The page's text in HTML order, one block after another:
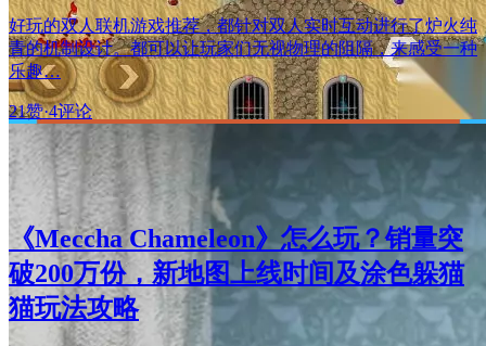
好玩的双人联机游戏推荐，都针对双人实时互动进行了炉火纯
青的机制设计。都可以让玩家们无视物理的阻隔，来感受一种
乐趣…
21赞·4评论
《Meccha Chameleon》怎么玩？销量突
破200万份，新地图上线时间及涂色躲猫
猫玩法攻略